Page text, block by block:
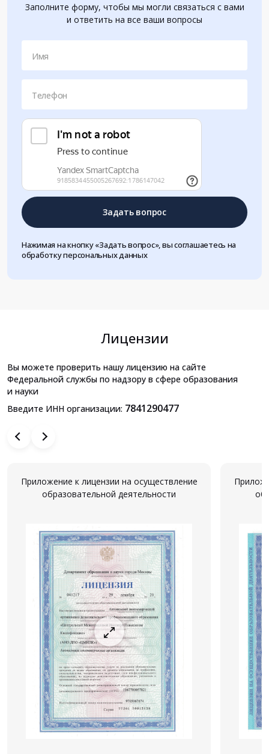
Заполните форму, чтобы мы могли связаться с вами
и ответить на все ваши вопросы
Имя
Телефон
Задать вопрос
Нажимая на кнопку «Задать вопрос», вы соглашаетесь на
обработку персональных данных
Лицензии
Вы можете проверить нашу лицензию на сайте
Федеральной службы по надзору в сфере образования
и науки
Введите ИНН организации: 7841290477
Приложение к лицензии на осуществление
образовательной деятельности